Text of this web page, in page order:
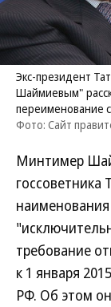
Экс-президент
Шаймиевым"
переименование
Фото: Сайт
Минтимер
госсоветника
требование
к 1 января
РФ. Об этом